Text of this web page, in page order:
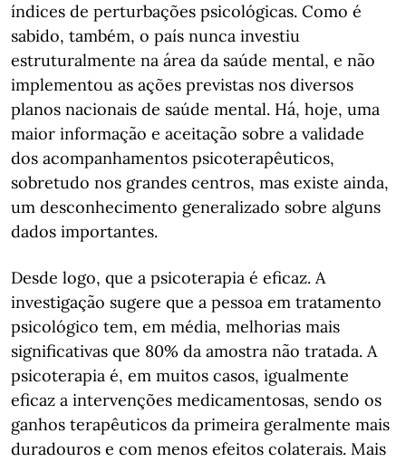
índices de perturbações psicológicas. Como é
sabido, também, o país nunca investiu
estruturalmente na área da saúde mental, e não
implementou as ações previstas nos diversos
planos nacionais de saúde mental. Há, hoje, uma
maior informação e aceitação sobre a validade
dos acompanhamentos psicoterapêuticos,
sobretudo nos grandes centros, mas existe ainda,
um desconhecimento generalizado sobre alguns
dados importantes.
Desde logo, que a psicoterapia é eficaz. A
investigação sugere que a pessoa em tratamento
psicológico tem, em média, melhorias mais
significativas que 80% da amostra não tratada. A
psicoterapia é, em muitos casos, igualmente
eficaz a intervenções medicamentosas, sendo os
ganhos terapêuticos da primeira geralmente mais
duradouros e com menos efeitos colaterais. Mais